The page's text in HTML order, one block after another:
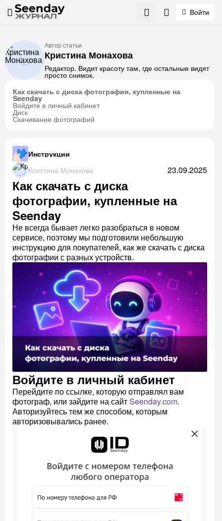
Войти
Инструкции
Кристина Монахова
23.09.2025
Как скачать с диска
фотографии, купленные на
Seenday
Не всегда бывает легко разобраться в новом
сервисе, поэтому мы подготовили небольшую
инструкцию для покупателей, как же скачать с диска
фотографии с разных устройств.
Войдите в личный кабинет
Перейдите по ссылке, которую отправлял вам
фотограф, или зайдите на сайтSeenday.com.
Авторизуйтесь тем же способом, которым
авторизовывались ранее.
Автор статьи
Кристина Монахова
Редактор. Видит красоту там, где остальные видят
просто снимок.
Как скачать с диска фотографии, купленные на
Seenday
Войдите в личный кабинет
Диск
Скачивание фотографий